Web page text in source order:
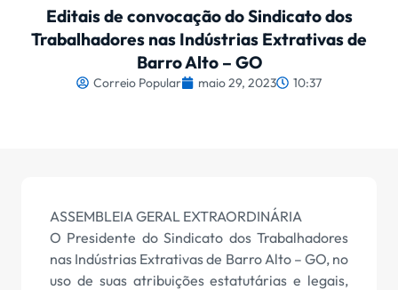
Editais de convocação do Sindicato dos
Trabalhadores nas Indústrias Extrativas de
Barro Alto – GO
Correio Popular maio 29, 2023 10:37
ASSEMBLEIA GERAL EXTRAORDINÁRIA
O Presidente do Sindicato dos Trabalhadores
nas Indústrias Extrativas de Barro Alto – GO, no
uso de suas atribuições estatutárias e legais,